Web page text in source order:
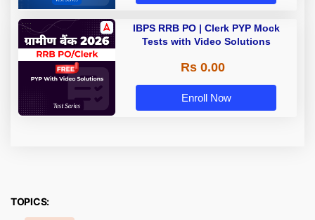
IBPS RRB PO | Clerk PYP Mock
Tests with Video Solutions
Rs 0.00
Enroll Now
TOPICS: